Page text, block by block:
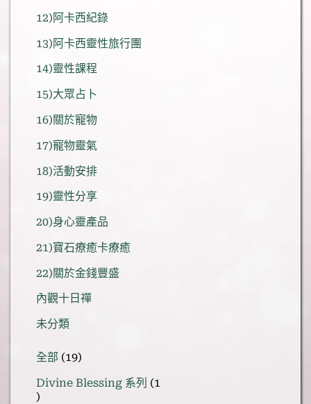
12)阿卡西紀錄
13)阿卡西靈性旅行團
14)靈性課程
15)大眾占卜
16)關於寵物
17)寵物靈氣
18)活動安排
19)靈性分享
20)身心靈產品
21)寶石療癒卡療癒
22)關於金錢豐盛
內觀十日禪
未分類
全部 1919
產
Divine Blessing 系列
1
1